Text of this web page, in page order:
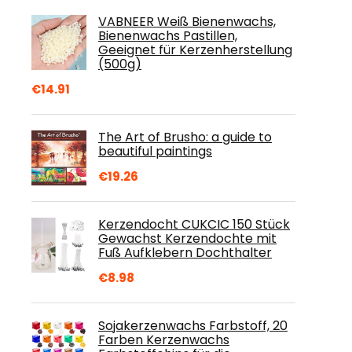
VABNEER Weiß Bienenwachs,
Bienenwachs Pastillen,
Geeignet für Kerzenherstellung
(500g)
€14.91
The Art of Brusho: a guide to
beautiful paintings
€19.26
Kerzendocht CUKCIC 150 Stück
Gewachst Kerzendochte mit
Fuß Aufklebern Dochthalter
€8.98
Sojakerzenwachs Farbstoff, 20
Farben Kerzenwachs